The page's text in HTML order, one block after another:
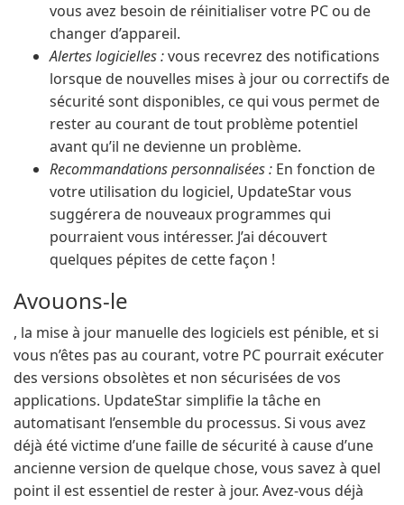
vous avez besoin de réinitialiser votre PC ou de
changer d’appareil.
Alertes logicielles :vous recevrez des notifications
lorsque de nouvelles mises à jour ou correctifs de
sécurité sont disponibles, ce qui vous permet de
rester au courant de tout problème potentiel
avant qu’il ne devienne un problème.
Recommandations personnalisées : En fonction de
votre utilisation du logiciel, UpdateStar vous
suggérera de nouveaux programmes qui
pourraient vous intéresser. J’ai découvert
quelques pépites de cette façon !
Avouons-le
, la mise à jour manuelle des logiciels est pénible, et si
vous n’êtes pas au courant, votre PC pourrait exécuter
des versions obsolètes et non sécurisées de vos
applications. UpdateStar simplifie la tâche en
automatisant l’ensemble du processus. Si vous avez
déjà été victime d’une faille de sécurité à cause d’une
ancienne version de quelque chose, vous savez à quel
point il est essentiel de rester à jour. Avez-vous déjà